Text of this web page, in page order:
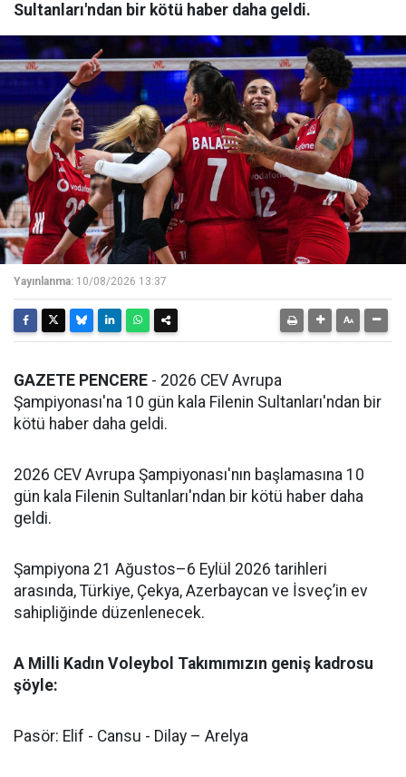
Sultanları'ndan bir kötü haber daha geldi.
Yayınlanma: 10/08/2026 13:37
GAZETE PENCERE - 2026 CEV Avrupa
Şampiyonası'na 10 gün kala Filenin Sultanları'ndan bir
kötü haber daha geldi.
2026 CEV Avrupa Şampiyonası'nın başlamasına 10
gün kala Filenin Sultanları'ndan bir kötü haber daha
geldi.
Şampiyona 21 Ağustos–6 Eylül 2026 tarihleri
arasında, Türkiye, Çekya, Azerbaycan ve İsveç’in ev
sahipliğinde düzenlenecek.
A Milli Kadın Voleybol Takımımızın geniş kadrosu
şöyle:
Pasör: Elif - Cansu - Dilay – Arelya